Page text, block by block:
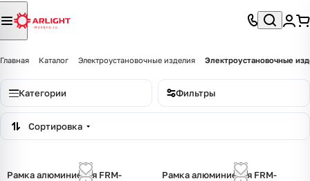
Главная Каталог Электроустановочные изделия Электроустановочные
Категории Фильтры
Сортировка
Рамка алюминиевая FRM-
Рамка алюминиевая FRM-